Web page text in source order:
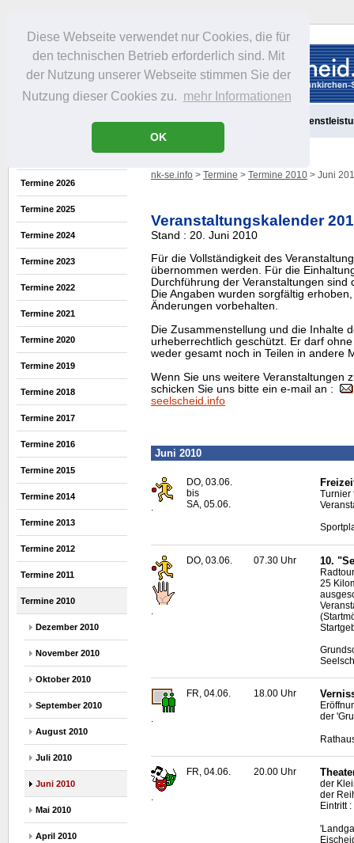
Diese Webseite verwendet nur Cookies, die für
den technischen Betrieb erforderlich sind. Mit
der Nutzung unserer Webseite stimmen Sie der
Nutzung dieser Cookies zu. mehr Informationen
OK
Portrait Freizeit Gastronomie
Termine 2026
Termine 2025
Termine 2024
Termine 2023
Termine 2022
Termine 2021
Termine 2020
Termine 2019
Termine 2018
Termine 2017
Termine 2016
Termine 2015
Termine 2014
Termine 2013
Termine 2012
Termine 2011
Termine 2010
Dezember 2010
November 2010
Oktober 2010
September 2010
August 2010
Juli 2010
Juni 2010
Mai 2010
April 2010
nk-se.info > Termine > Termine 2010 > Juni
Veranstaltungskalender
Stand : 20. Juni 2010
Für die Vollständigkeit des
übernommen werden. Für die
Durchführung der Veranstaltungen sind
Die Angaben wurden sorgfältig
Änderungen vorbehalten.
Die Zusammenstellung und die Inhalte
urheberrechtlich geschützt. Er darf
weder gesamt noch in Teilen in andere
Wenn Sie uns weitere Veranstaltungen
schicken Sie uns bitte ein e-mail an :
seelscheid.info
Juni 2010
DO, 03.06.
bis
SA, 05.06.
Turnier
DO, 03.06. 07.30 Uhr 10.
25
.
FR, 04.06. 18.00 Uhr
der
.
FR, 04.06. 20.00 Uhr
der
der
Eintritt